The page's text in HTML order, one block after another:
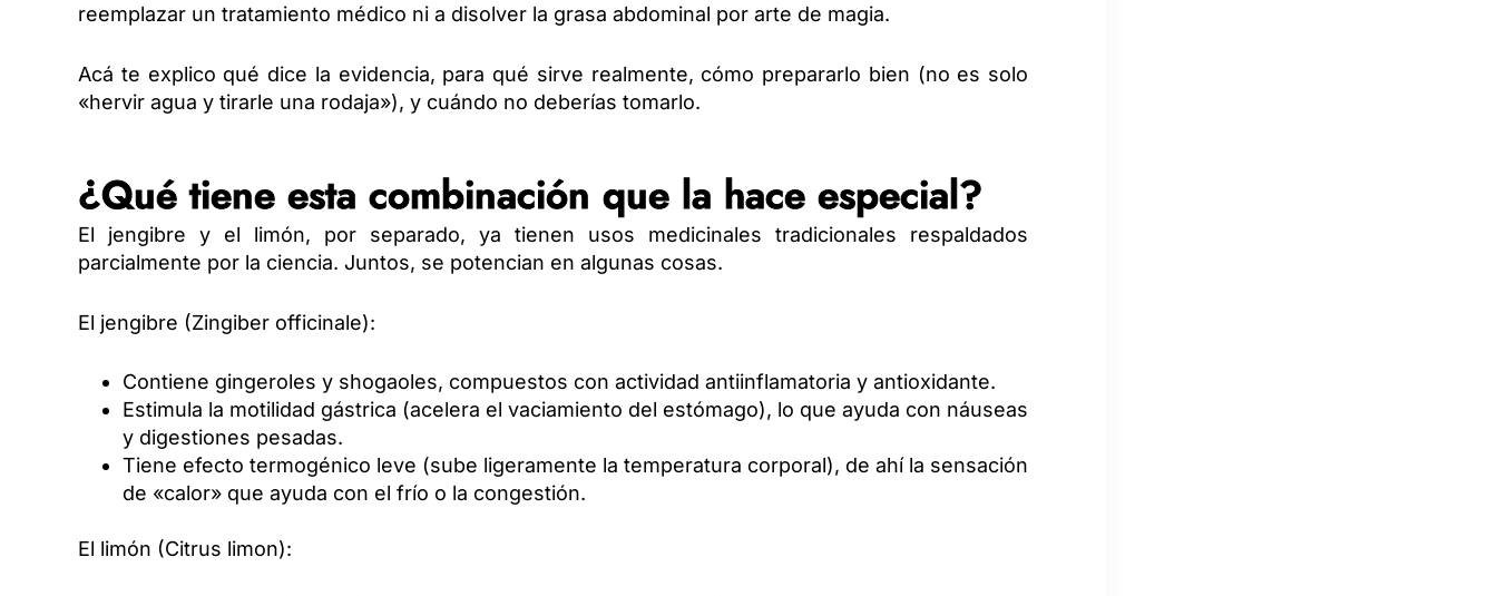
reemplazar un tratamiento médico ni a disolver la grasa abdominal por arte de magia.
Acá te explico qué dice la evidencia, para qué sirve realmente, cómo prepararlo bien (no es solo
«hervir agua y tirarle una rodaja»), y cuándo no deberías tomarlo.
¿Qué tiene esta combinación que la hace especial?
El jengibre y el limón, por separado, ya tienen usos medicinales tradicionales respaldados
parcialmente por la ciencia. Juntos, se potencian en algunas cosas.
El jengibre (Zingiber officinale):
Contiene gingeroles y shogaoles, compuestos con actividad antiinflamatoria y antioxidante.
Estimula la motilidad gástrica (acelera el vaciamiento del estómago), lo que ayuda con náuseas
y digestiones pesadas.
Tiene efecto termogénico leve (sube ligeramente la temperatura corporal), de ahí la sensación
de «calor» que ayuda con el frío o la congestión.
El limón (Citrus limon):